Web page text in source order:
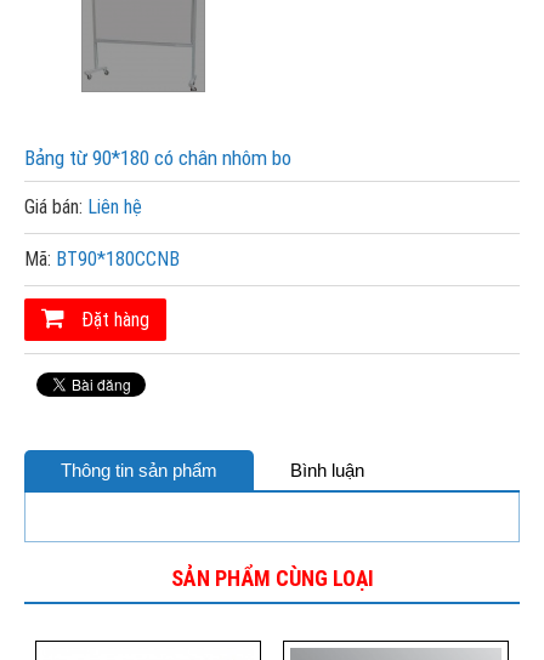
Bảng từ 90*180 có chân nhôm bo
Giá bán: Liên hệ
Mã: BT90*180CCNB
Đặt hàng
Thông tin sản phẩm Bình luận
SẢN PHẨM CÙNG LOẠI